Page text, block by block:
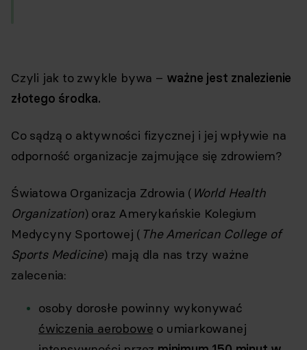
Czyli jak to zwykle bywa – ważne jest znalezienie
złotego środka.
Co sądzą o aktywności fizycznej i jej wpływie na
odporność organizacje zajmujące się zdrowiem?
Światowa Organizacja Zdrowia ( World Health
Organization) oraz Amerykańskie Kolegium
Medycyny Sportowej ( The American College of
Sports Medicine) mają dla nas trzy ważne
zalecenia:
osoby dorosłe powinny wykonywać
ćwiczenia aerobowe o umiarkowanej